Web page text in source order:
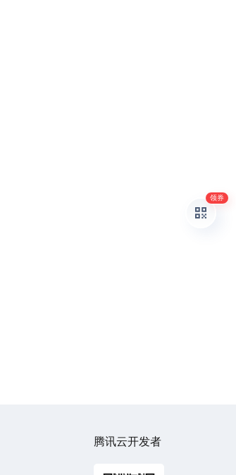
腾讯云开发者
领券